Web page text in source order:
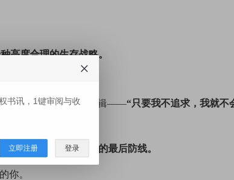
高度合理的生存战略。
了一种“不战而胜”的逻辑——“只要我不追求，我就不
”，其实是保护自尊心的最后防线。
你。
书讯，1键审阅与收
立即注册 登录